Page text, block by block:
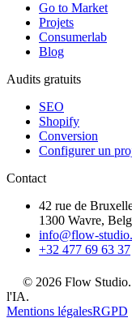
Go to Market
Projets
Consumerlab
Blog
Audits gratuits
SEO
Shopify
Conversion
Configurer un
Contact
42 rue de
1300 Wavre,
info@flow-
+32 477 69 63 37
© 2026 Flow Studio.
l'IA.
Mentions légalesRGPD